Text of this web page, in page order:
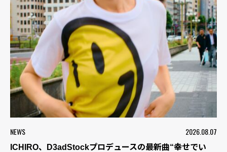
NEWS 2026.08.07
ICHIRO、D3adStockプロデュースの最新曲“幸せでい